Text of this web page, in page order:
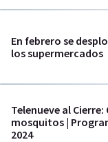
En febrero se
los supermercados
Telenueve al
mosquitos |
2024